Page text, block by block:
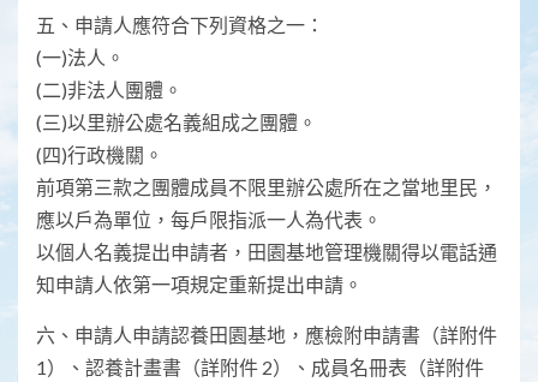
五、申請人應符合下列資格之一：
(一)法人。
(二)非法人團體。
(三)以里辦公處名義組成之團體。
(四)行政機關。
前項第三款之團體成員不限里辦公處所在之當地里民，
應以戶為單位，每戶限指派一人為代表。
以個人名義提出申請者，田園基地管理機關得以電話通
知申請人依第一項規定重新提出申請。
六、申請人申請認養田園基地，應檢附申請書（詳附件
1）、認養計畫書（詳附件 2）、成員名冊表（詳附件